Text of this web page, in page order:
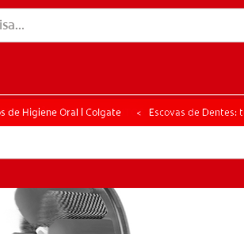
DE PRODUTOS
de Higiene Oral | Colgate Escovas de Dentes: